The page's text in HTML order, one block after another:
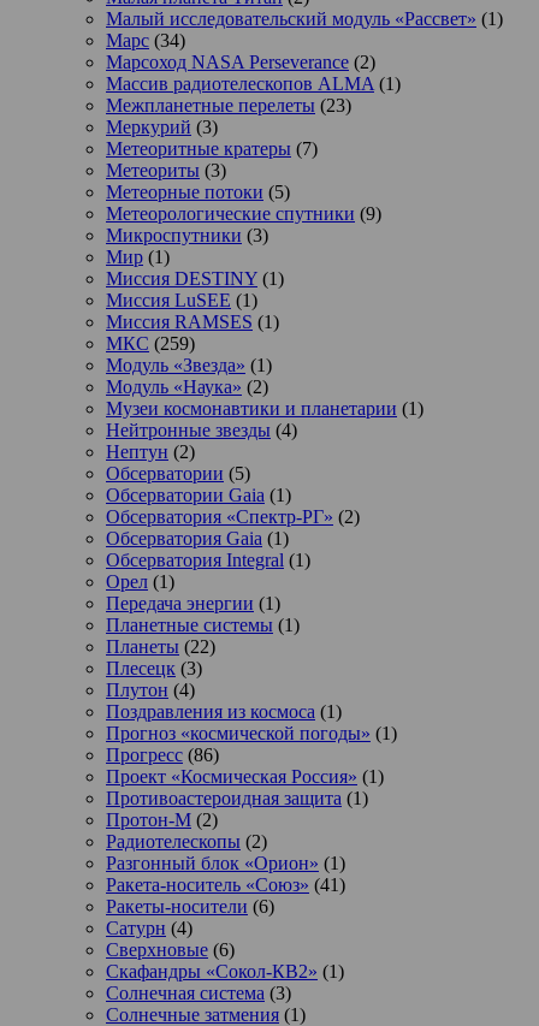
Малый исследовательский модуль «Рассвет» (1)
Марс (34)
Марсоход NASA Perseverance (2)
Массив радиотелескопов ALMA (1)
Межпланетные перелеты (23)
Меркурий (3)
Метеоритные кратеры (7)
Метеориты (3)
Метеорные потоки (5)
Метеорологические спутники (9)
Микроспутники (3)
Мир (1)
Миссия DESTINY (1)
Миссия LuSEE (1)
Миссия RAMSES (1)
МКС (259)
Модуль «Звезда» (1)
Модуль «Наука» (2)
Музеи космонавтики и планетарии (1)
Нейтронные звезды (4)
Нептун (2)
Обсерватории (5)
Обсерватории Gaia (1)
Обсерватория «Спектр-РГ» (2)
Обсерватория Gaia (1)
Обсерватория Integral (1)
Орел (1)
Передача энергии (1)
Планетные системы (1)
Планеты (22)
Плесецк (3)
Плутон (4)
Поздравления из космоса (1)
Прогноз «космической погоды» (1)
Прогресс (86)
Проект «Космическая Россия» (1)
Противоастероидная защита (1)
Протон-М (2)
Радиотелескопы (2)
Разгонный блок «Орион» (1)
Ракета-носитель «Союз» (41)
Ракеты-носители (6)
Сатурн (4)
Сверхновые (6)
Скафандры «Сокол-КВ2» (1)
Солнечная система (3)
Солнечные затмения (1)